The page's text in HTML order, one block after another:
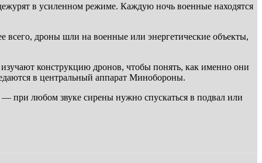
в усиленном режиме. Каждую ночь военные находятся
дроны шли на военные или энергетические объекты,
конструкцию дронов, чтобы понять, как именно они
в центральный аппарат Минобороны.
при любом звуке сирены нужно спускаться в подвал или